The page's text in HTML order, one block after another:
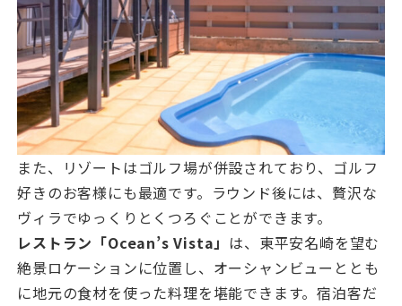
また、リゾートはゴルフ場が併設されており、ゴルフ
好きのお客様にも最適です。ラウンド後には、贅沢な
ヴィラでゆっくりとくつろぐことができます。
レストラン「Ocean’s Vista」 は、東平安名崎を望む
絶景ロケーションに位置し、オーシャンビューととも
に地元の食材を使った料理を堪能できます。宿泊客だ